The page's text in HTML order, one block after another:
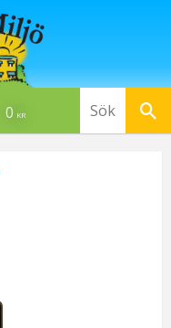
0 KR